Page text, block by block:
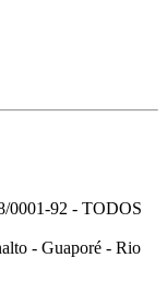
0001-92 - TODOS
- Guaporé - Rio